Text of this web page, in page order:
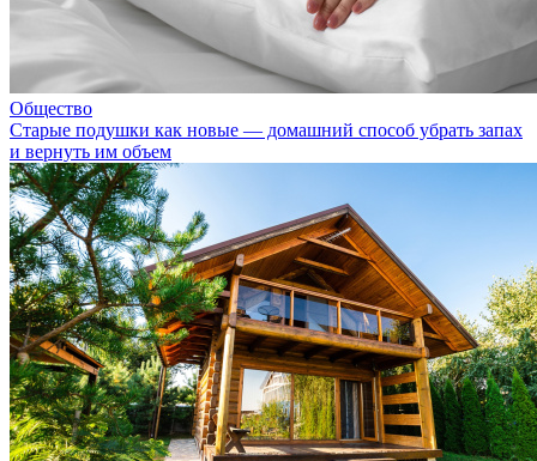
Общество
Старые подушки как новые — домашний способ убрать запах
и вернуть им объем